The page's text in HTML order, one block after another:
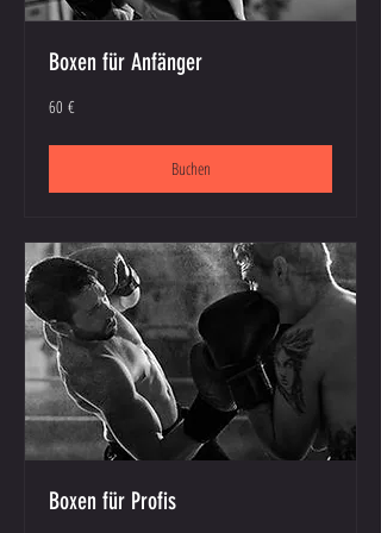
Boxen für Anfänger
60
Euro
60 €
Buchen
Boxen für Profis